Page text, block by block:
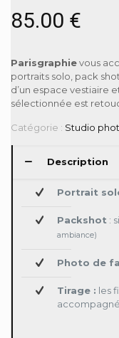
85.00 €
Parisgraphievous
portraits solo, pack
d’un espace vestiaire
sélectionnée est
Catégorie : Studio
Description
Portrait
Packshot :
ambiance)
Photo de
Tirage : les